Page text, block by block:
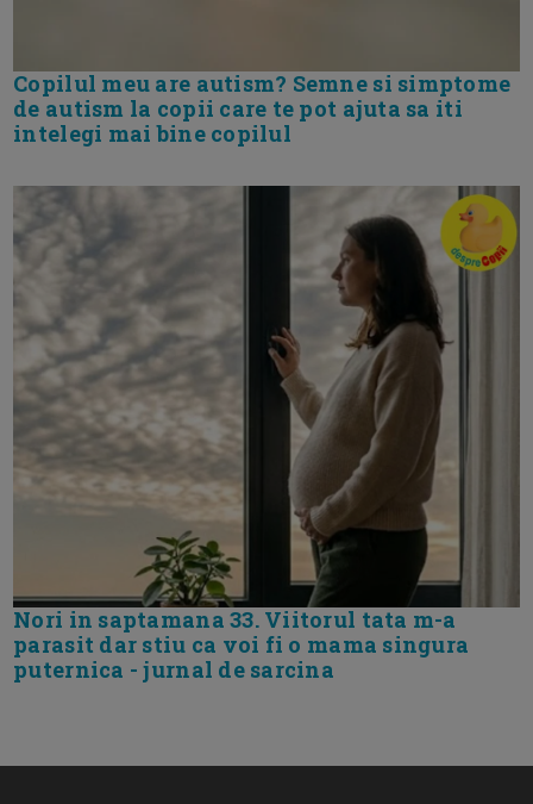
Copilul meu are autism? Semne si simptome
de autism la copii care te pot ajuta sa iti
intelegi mai bine copilul
Nori in saptamana 33. Viitorul tata m-a
parasit dar stiu ca voi fi o mama singura
puternica - jurnal de sarcina